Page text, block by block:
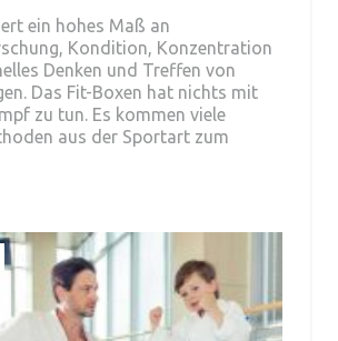
ein hohes Maß an
Kondition, Konzentration
Denken und Treffen von
Das Fit-Boxen hat nichts mit
zu tun. Es kommen viele
aus der Sportart zum